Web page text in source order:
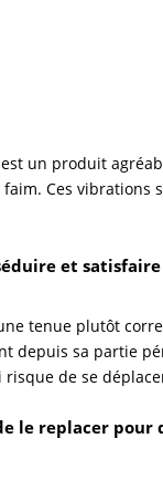
est un produit
Ces vibrations
et satisfaire
tenue plutôt
depuis sa partie
risque de se
le replacer pour